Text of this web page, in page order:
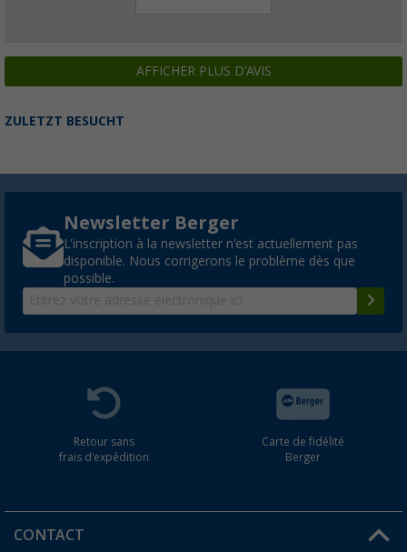
AFFICHER PLUS D'AVIS
ZULETZT BESUCHT
Newsletter Berger
L'inscription à la newsletter n'est actuellement pas
disponible. Nous corrigerons le problème dès que
possible.
Retour sans
frais d'expédition
Carte de fidélité
Berger
CONTACT